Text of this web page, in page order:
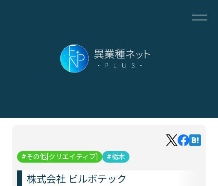
その他[クリエイティブ] 栃木
株式会社 ビルボテック